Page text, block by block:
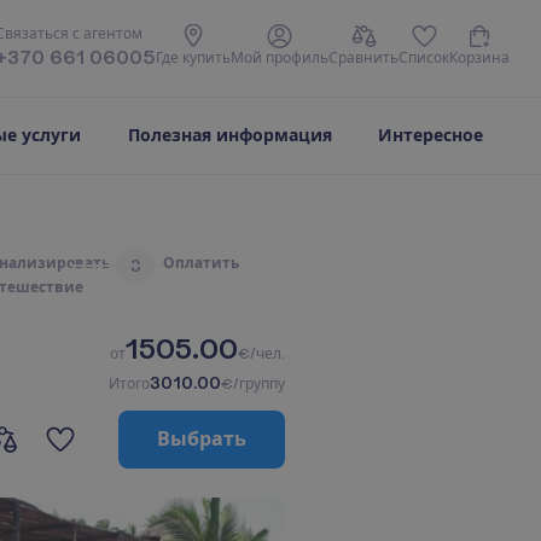
вязаться с агентом
661 06005 Где купить М ой профильСравнитьСписокКорзина
услуги Полезная информация Интересное
ализировать
ешествие
3 Оплатить
от1505.00€/чел.
Итого3010.00€/группу
Выбрать